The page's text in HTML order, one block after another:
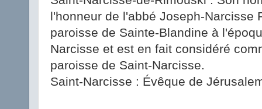
l'honneur de l'abbé Joseph-Narcisse
paroisse de Sainte-Blandine à
Narcisse et est en fait considéré
paroisse de Saint-Narcisse.
Saint-Narcisse : Évêque de